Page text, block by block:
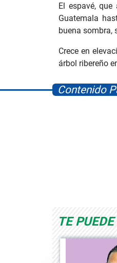
El espavé,
Guatemala
buena sombra,
Crece en
árbol ribereño
Contenido
TE